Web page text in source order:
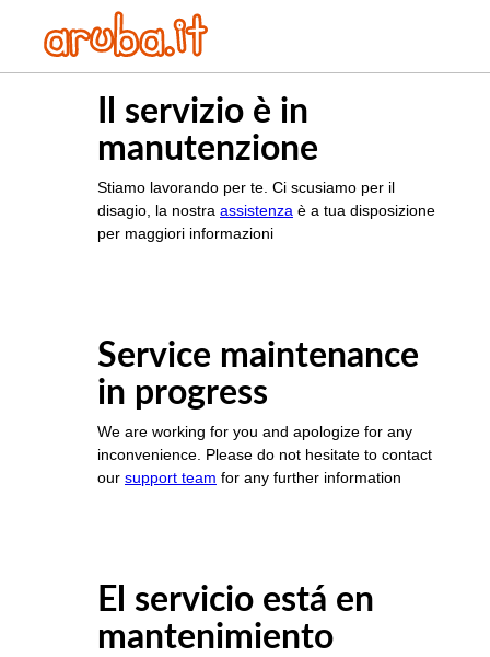
Il servizio è in
manutenzione
Stiamo lavorando per te. Ci scusiamo per il
disagio, la nostra assistenza è a tua disposizione
per maggiori informazioni
Service maintenance
in progress
We are working for you and apologize for any
inconvenience. Please do not hesitate to contact
our support team for any further information
El servicio está en
mantenimiento